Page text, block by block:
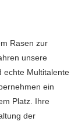
Rasen zur
unsere
echte Multitalente
ein
Platz. Ihre
der